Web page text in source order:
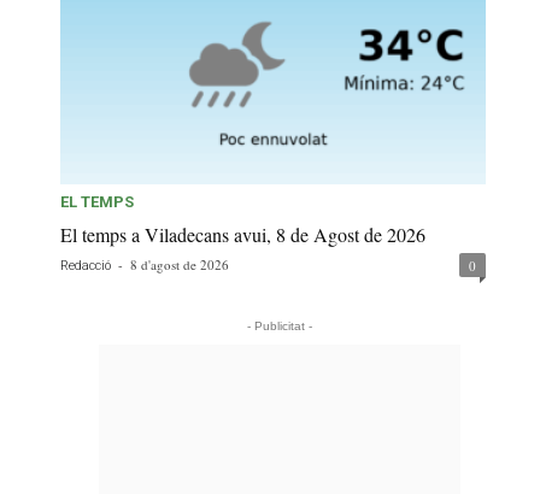
EL TEMPS
El temps a Viladecans avui, 8 de Agost de 2026
Redacció - 8 d'agost de 2026 0
- Publicitat -